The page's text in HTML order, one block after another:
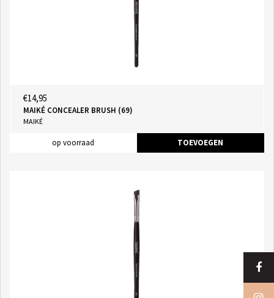
€14,95
MAIKÉ CONCEALER BRUSH (69)
MAIKÉ
op voorraad TOEVOEGEN